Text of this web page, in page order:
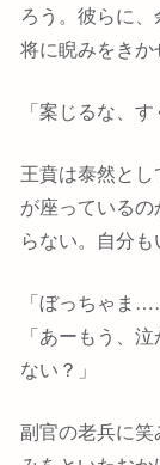
ろう。彼らに
将に睨みをきか
「案じるな、
王賁は泰然と
が座っている
らない。自分も
「ぼっちゃま
「あーもう、
ない？」
副官の老兵に